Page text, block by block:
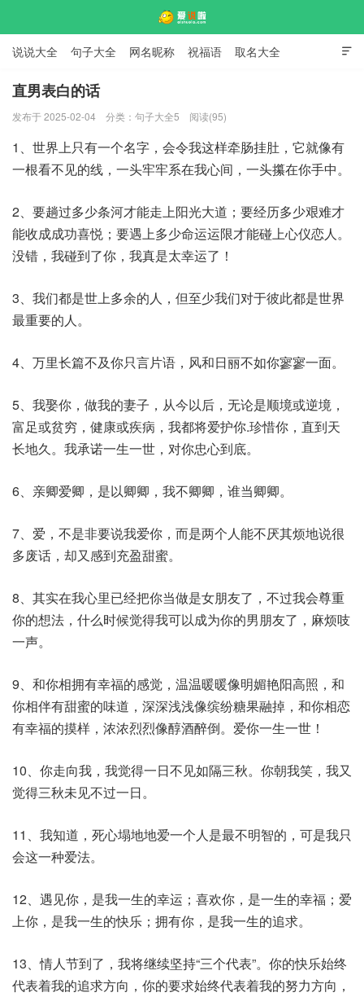

说说大全 句子大全 网名昵称 祝福语 取名大全
标语口号 签名大全
直男表白的话
发布于 2025-02-04 分类： 句子大全5 阅读(95)
1、世界上只有一个名字，会令我这样牵肠挂肚，它就像有
一根看不见的线，一头牢牢系在我心间，一头攥在你手中。
2、要趟过多少条河才能走上阳光大道；要经历多少艰难才
能收成成功喜悦；要遇上多少命运运限才能碰上心仪恋人。
没错，我碰到了你，我真是太幸运了！
3、我们都是世上多余的人，但至少我们对于彼此都是世界
最重要的人。
4、万里长篇不及你只言片语，风和日丽不如你寥寥一面。
5、我娶你，做我的妻子，从今以后，无论是顺境或逆境，
富足或贫穷，健康或疾病，我都将爱护你.珍惜你，直到天
长地久。我承诺一生一世，对你忠心到底。
6、亲卿爱卿，是以卿卿，我不卿卿，谁当卿卿。
7、爱，不是非要说我爱你，而是两个人能不厌其烦地说很
多废话，却又感到充盈甜蜜。
8、其实在我心里已经把你当做是女朋友了，不过我会尊重
你的想法，什么时候觉得我可以成为你的男朋友了，麻烦吱
一声。
9、和你相拥有幸福的感觉，温温暖暖像明媚艳阳高照，和
你相伴有甜蜜的味道，深深浅浅像缤纷糖果融掉，和你相恋
有幸福的摸样，浓浓烈烈像醇酒醉倒。爱你一生一世！
10、你走向我，我觉得一日不见如隔三秋。你朝我笑，我又
觉得三秋未见不过一日。
11、我知道，死心塌地地爱一个人是最不明智的，可是我只
会这一种爱法。
12、遇见你，是我一生的幸运；喜欢你，是一生的幸福；爱
上你，是我一生的快乐；拥有你，是我一生的追求。
13、情人节到了，我将继续坚持“三个代表”。你的快乐始终
代表着我的追求方向，你的要求始终代表着我的努力方向，